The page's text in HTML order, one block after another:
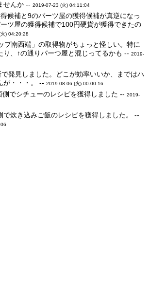
せんか --2019-07-23 (火) 04:11:04
候補と9のパーツ屋の獲得候補が真逆になっ
ツ屋の獲得候補で100円硬貨が獲得できたの
) 04:20:28
プ南西端」の取得物がちょっと怪しい。特に
り、↑の通りパーつ屋と混じってるかも --2019-
発見しました。どこが効率いいか、まではハ
が・・・。 --2019-08-06 (火) 00:00:16
側でシチューのレシピを獲得しました --2019-
で炊き込みご飯のレシピを獲得しました。 --